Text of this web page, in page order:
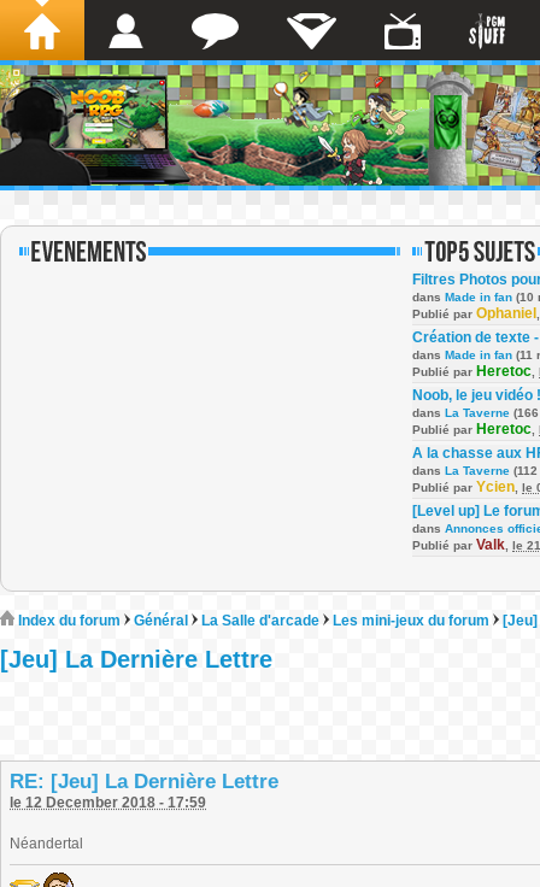
Filtres Photos
dans Made in fan (10
Publié par Ophaniel
Création de texte
dans Made in fan (11
Publié par Heretoc
Noob, le jeu vidéo !
dans La Taverne
Publié par Heretoc
A la chasse aux
dans La Taverne
Publié par Ycien le
[Level up] Le
dans Annonces
Publié par Valk le
Index du forum Général La Salle d'arcade Les mini-jeux du forum
[Jeu] La Dernière Lettre
RE: [Jeu] La Dernière Lettre
le 12 December 2018 - 17:59
Néandertal